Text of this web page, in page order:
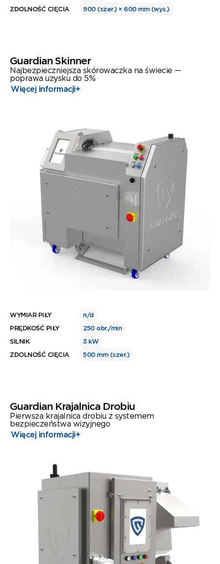
ZDOLNOŚĆ CIĘCIA
900 (szer.) × 600 mm (wys.)
Guardian Skinner
Najbezpieczniejsza skórowaczka na świecie —
poprawa uzysku do 5%
Więcej informacji+
WYMIAR PIŁY
n/d
PRĘDKOŚĆ PIŁY
250 obr./min
SILNIK
3 kW
ZDOLNOŚĆ CIĘCIA
500 mm (szer.)
Guardian Krajalnica Drobiu
Pierwsza krajalnica drobiu z systemem
bezpieczeństwa wizyjnego
Więcej informacji+